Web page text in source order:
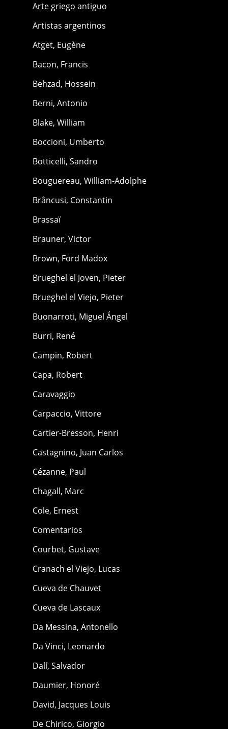
Arte griego antiguo
Artistas argentinos
Atget, Eugène
Bacon, Francis
Behzad, Hossein
Berni, Antonio
Blake, William
Boccioni, Umberto
Botticelli, Sandro
Bouguereau, William-Adolphe
Brâncusi, Constantin
Brassaï
Brauner, Victor
Brown, Ford Madox
Brueghel el Joven, Pieter
Brueghel el Viejo, Pieter
Buonarroti, Miguel Ángel
Burri, René
Campin, Robert
Capa, Robert
Caravaggio
Carpaccio, Vittore
Cartier-Bresson, Henri
Castagnino, Juan Carlos
Cézanne, Paul
Chagall, Marc
Cole, Ernest
Comentarios
Courbet, Gustave
Cranach el Viejo, Lucas
Cueva de Chauvet
Cueva de Lascaux
Da Messina, Antonello
Da Vinci, Leonardo
Dalí, Salvador
Daumier, Honoré
David, Jacques Louis
De Chirico, Giorgio